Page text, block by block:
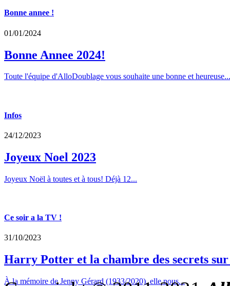
Bonne annee !
01/01/2024
Bonne Annee 2024!
Toute l'équipe d'AlloDoublage vous souhaite une bonne et heureuse...
Infos
24/12/2023
Joyeux Noel 2023
Joyeux Noël à toutes et à tous! Déjà 12...
Ce soir a la TV !
31/10/2023
Harry Potter et la chambre des secrets
À la mémoire de Jenny Gérard (1933/2020), elle nous...